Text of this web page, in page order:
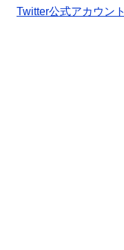
Twitter公式アカウント